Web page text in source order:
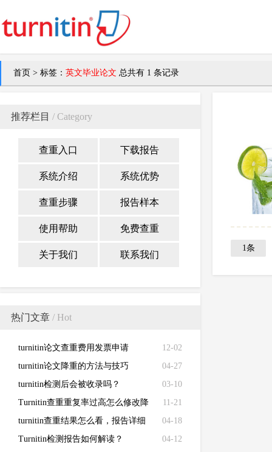
首页 > 标签： 英文毕业论文 总共有 1 条记录
推荐栏目 / Category
查重入口 下载报告
系统介绍 系统优势
查重步骤 报告样本
使用帮助 免费查重
关于我们 联系我们
热门文章 / Hot
12-02
turnitin论文查重费用发票申请
04-27
turnitin论文降重的方法与技巧
03-10
turnitin检测后会被收录吗？
11-21
Turnitin查重重复率过高怎么修改降
低
04-18
turnitin查重结果怎么看，报告详细
解读来了！
04-12
Turnitin检测报告如何解读？
1条